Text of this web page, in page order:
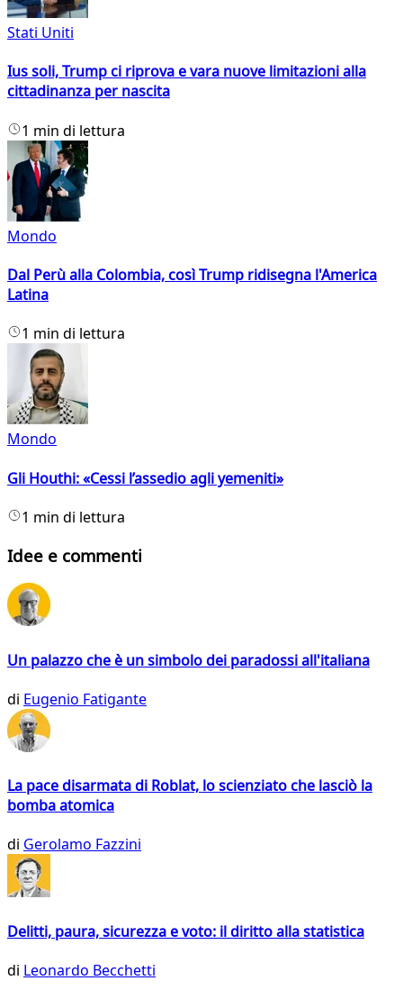
Stati Uniti
Ius soli, Trump ci riprova e vara nuove limitazioni alla
cittadinanza per nascita
1 min di lettura
Mondo
Dal Perù alla Colombia, così Trump ridisegna l'America
Latina
1 min di lettura
Mondo
Gli Houthi: «Cessi l’assedio agli yemeniti»
1 min di lettura
Idee e commenti
Un palazzo che è un simbolo dei paradossi all'italiana
di Eugenio Fatigante
La pace disarmata di Roblat, lo scienziato che lasciò la
bomba atomica
di Gerolamo Fazzini
Delitti, paura, sicurezza e voto: il diritto alla statistica
di Leonardo Becchetti